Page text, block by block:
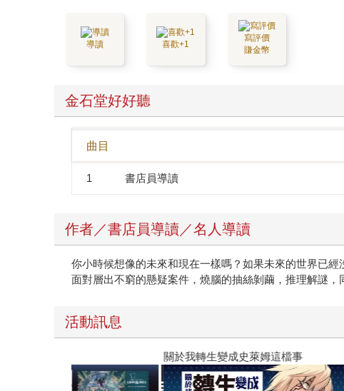
導讀 喜歡+1
寫評價
賺金幣
金石堂好好聽
曲目
1 書店員導讀
作者／書店員導讀／名人導讀
你小時候想像的未來和現在一樣嗎？如果未來的世界已經
面對層出不窮的懸疑案件，燒腦的抽絲剝繭，推理解謎
活動訊息
Love Live! 蓮之空女學院學園偶像俱樂部